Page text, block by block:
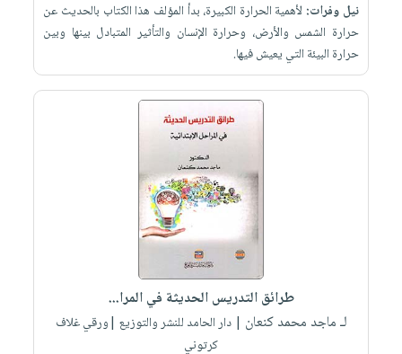
نيل وفرات: لأهمية الحرارة الكبيرة، بدأ المؤلف هذا الكتاب بالحديث عن
حرارة الشمس والأرض، وحرارة الإنسان والتأثير المتبادل بينها وبين
حرارة البيئة التي يعيش فيها.
طرائق التدريس الحديثة في المرا...
لـ ماجد محمد كنعان | دار الحامد للنشر والتوزيع |ورقي غلاف
كرتوني